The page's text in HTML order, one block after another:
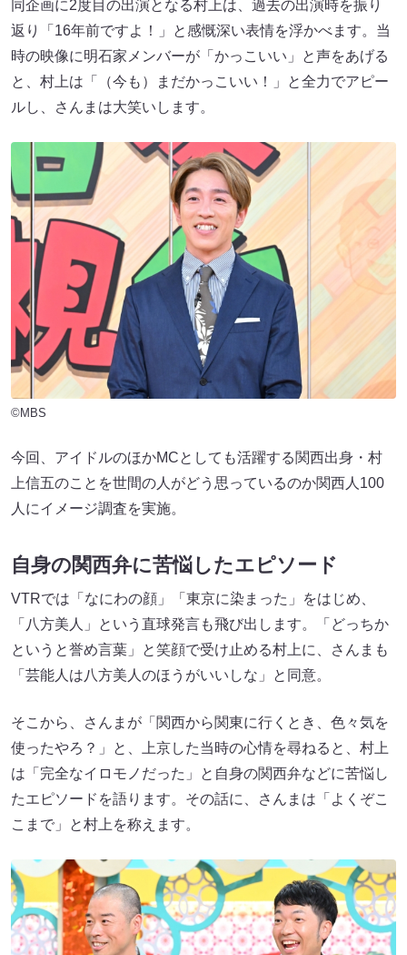
同企画に2度目の出演となる村上は、過去の出演時を振り
返り「16年前ですよ！」と感慨深い表情を浮かべます。当
時の映像に明石家メンバーが「かっこいい」と声をあげる
と、村上は「（今も）まだかっこいい！」と全力でアピー
ルし、さんまは大笑いします。
©MBS
今回、アイドルのほかMCとしても活躍する関西出身・村
上信五のことを世間の人がどう思っているのか関西人100
人にイメージ調査を実施。
自身の関西弁に苦悩したエピソード
VTRでは「なにわの顔」「東京に染まった」をはじめ、
「八方美人」という直球発言も飛び出します。「どっちか
というと誉め言葉」と笑顔で受け止める村上に、さんまも
「芸能人は八方美人のほうがいいしな」と同意。
そこから、さんまが「関西から関東に行くとき、色々気を
使ったやろ？」と、上京した当時の心情を尋ねると、村上
は「完全なイロモノだった」と自身の関西弁などに苦悩し
たエピソードを語ります。その話に、さんまは「よくぞこ
こまで」と村上を称えます。